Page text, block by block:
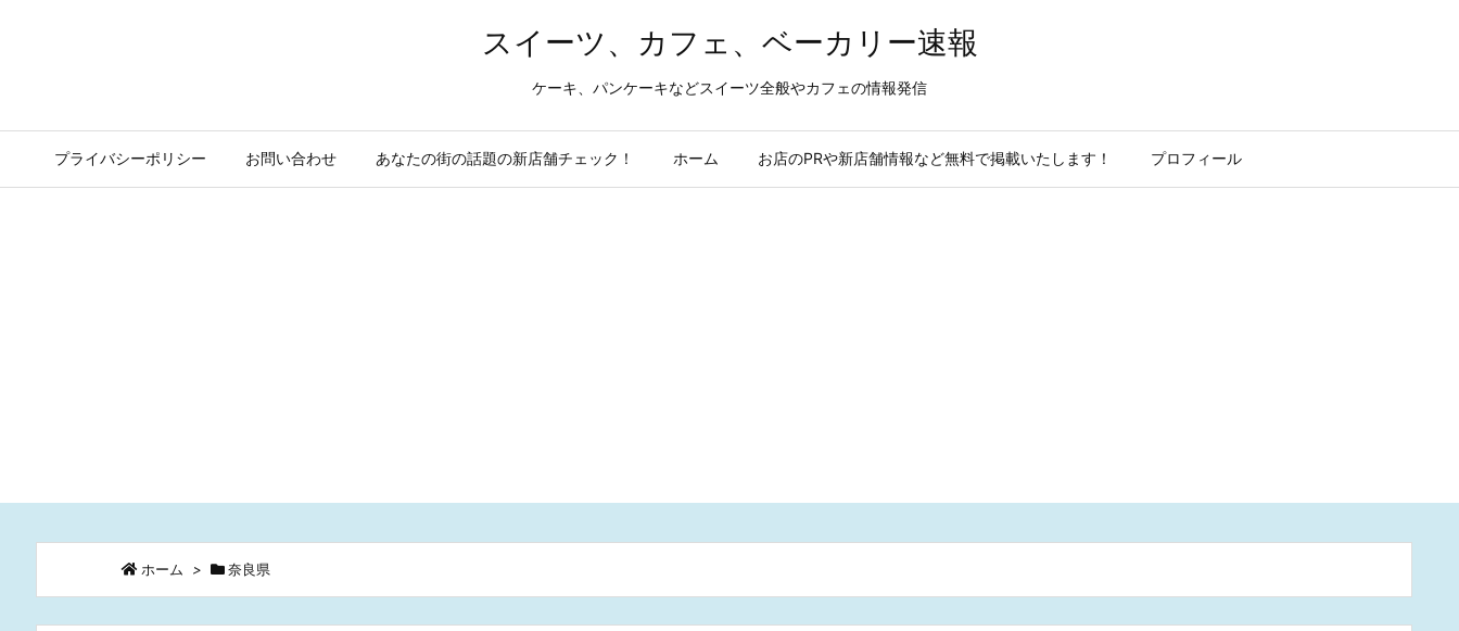
スイーツ、カフェ、ベーカリー速報
ケーキ、パンケーキなどスイーツ全般やカフェの情報発信
プライバシーポリシー お問い合わせ あなたの街の話題の新店舗チェック！ ホーム お店のPRや新店舗情報など無料で掲載いたします！ プロフィール
ホーム > 奈良県